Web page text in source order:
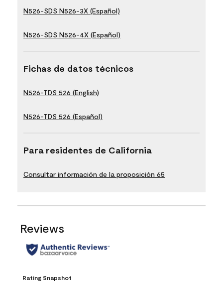
N526-SDS N526-3X (Español)
N526-SDS N526-4X (Español)
Fichas de datos técnicos
N526-TDS 526 (English)
N526-TDS 526 (Español)
Para residentes de California
Consultar información de la proposición 65
Reviews
Rating Snapshot